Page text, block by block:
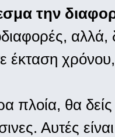
την
αλλά,
έκταση
πλοία, θα
Αυτές